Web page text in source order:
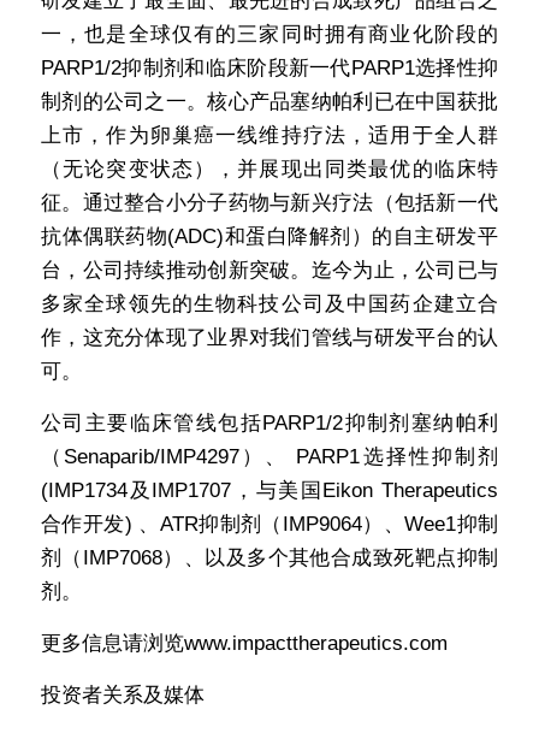
一，也是全球仅有的三家同时拥有商业化阶段的
PARP1/2抑制剂和临床阶段新一代PARP1选择性抑
制剂的公司之一。核心产品塞纳帕利已在中国获批
上市，作为卵巢癌一线维持疗法，适用于全人群
（无论突变状态），并展现出同类最优的临床特
征。通过整合小分子药物与新兴疗法（包括新一代
抗体偶联药物(ADC)和蛋白降解剂）的自主研发平
台，公司持续推动创新突破。迄今为止，公司已与
多家全球领先的生物科技公司及中国药企建立合
作，这充分体现了业界对我们管线与研发平台的认
可。
公司主要临床管线包括PARP1/2抑制剂塞纳帕利
（Senaparib/IMP4297）、 PARP1选择性抑制剂
(IMP1734及IMP1707，与美国Eikon Therapeutics
合作开发) 、ATR抑制剂（IMP9064）、Wee1抑制
剂（IMP7068）、以及多个其他合成致死靶点抑制
剂。
更多信息请浏览www.impacttherapeutics.com
投资者关系及媒体